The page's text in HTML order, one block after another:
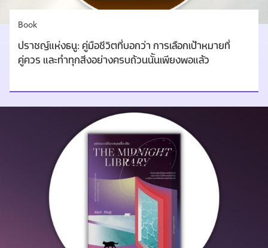
Book
ปราชญ์แห่งธนู: คู่มือชีวิตที่บอกว่า การเลือกเป้าหมายที่
คู่ควร และทำทุกสิ่งอย่างครบถ้วนนั้นเพียงพอแล้ว